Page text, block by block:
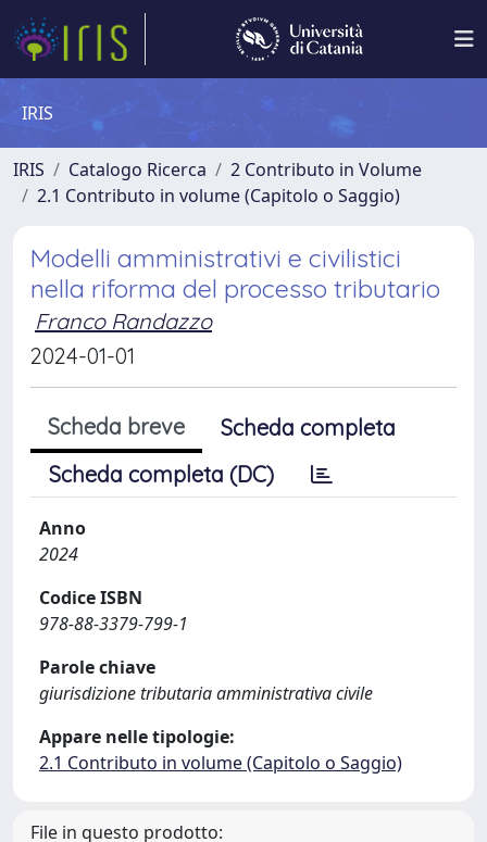
IRIS
IRIS Catalogo Ricerca
2 Contributo in Volume
2.1 Contributo in volume (Capitolo o Saggio)
Modelli amministrativi e civilistici
nella riforma del processo tributario
Franco Randazzo
2024-01-01
Scheda breve
Scheda completa
Scheda completa (DC)
Anno
2024
Codice ISBN
978-88-3379-799-1
Parole chiave
giurisdizione tributaria amministrativa civile
Appare nelle tipologie:
2.1 Contributo in volume (Capitolo o Saggio)
File in questo prodotto: